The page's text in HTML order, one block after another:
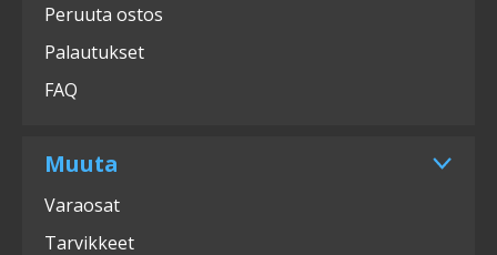
Peruuta ostos
Palautukset
FAQ
Muuta
Varaosat
Tarvikkeet